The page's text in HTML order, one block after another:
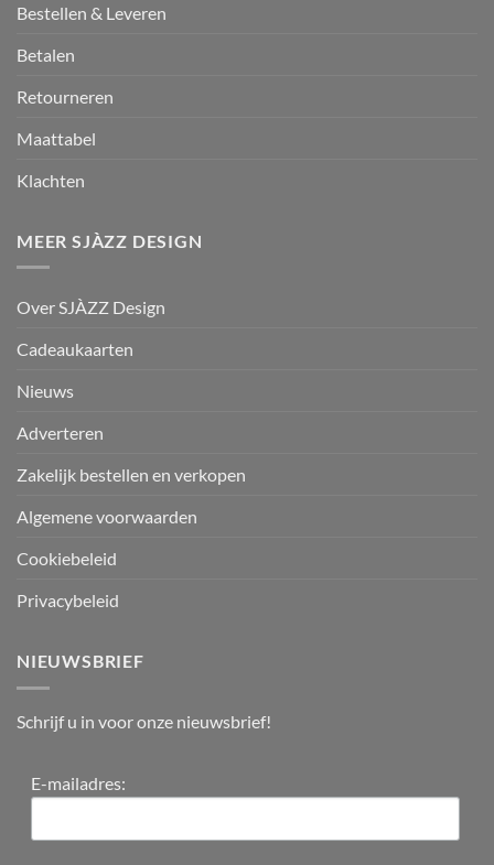
Bestellen & Leveren
Betalen
Retourneren
Maattabel
Klachten
MEER SJÀZZ DESIGN
Over SJÀZZ Design
Cadeaukaarten
Nieuws
Adverteren
Zakelijk bestellen en verkopen
Algemene voorwaarden
Cookiebeleid
Privacybeleid
NIEUWSBRIEF
Schrijf u in voor onze nieuwsbrief!
E-mailadres: